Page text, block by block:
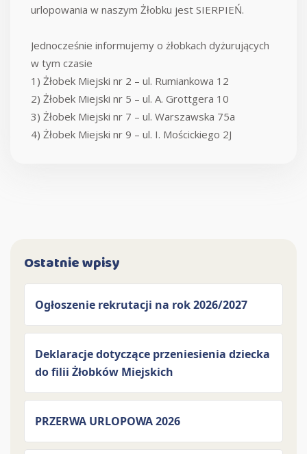
urlopowania w naszym Żłobku jest SIERPIEŃ.
Jednocześnie informujemy o żłobkach dyżurujących
w tym czasie
1) Żłobek Miejski nr 2 – ul. Rumiankowa 12
2) Żłobek Miejski nr 5 – ul. A. Grottgera 10
3) Żłobek Miejski nr 7 – ul. Warszawska 75a
4) Żłobek Miejski nr 9 – ul. I. Mościckiego 2J
Ostatnie wpisy
Ogłoszenie rekrutacji na rok 2026/2027
Deklaracje dotyczące przeniesienia dziecka
do filii Żłobków Miejskich
PRZERWA URLOPOWA 2026